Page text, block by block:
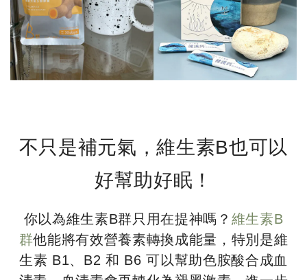
不只是補元氣，維生素B也可以
好幫助好眠！
你以為維生素B群只用在提神嗎？ 維生素B
群他能將有效營養素轉換成能量，特別是維
生素 B1、B2 和 B6 可以幫助色胺酸合成血